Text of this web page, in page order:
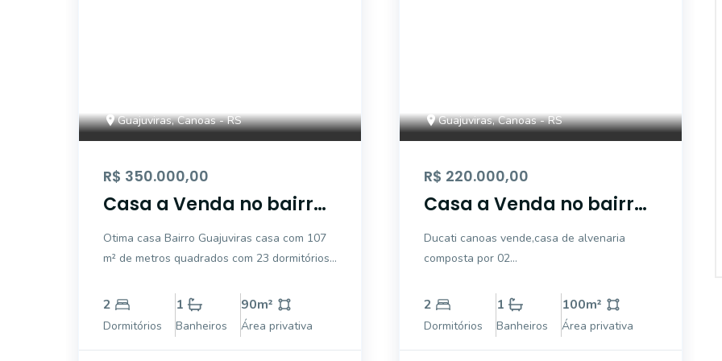
Guajuviras, Canoas - RS
R$ 350.000,00
Casa a Venda no bairro
Guajuviras - Canoas, RS
Otima casa Bairro Guajuviras casa com 107
m² de metros quadrados com 23 dormitórios
serviço. Garagem ampla com 30m², pátio
2
Dormitórios
1
Banheiros
90m²
Área privativa
Guajuviras, Canoas - RS
R$ 220.000,00
Casa a Venda no bairro
Guajuviras - Canoas, RS
Ducati canoas vende,casa de alvenaria
composta por 02
vidro garagem com vaga para 03
carros,quintal,churrasqueira terreno amplo
com muro alto nos fundos localizada em
2
Dormitórios
1
Banheiros
100m²
Área privativa